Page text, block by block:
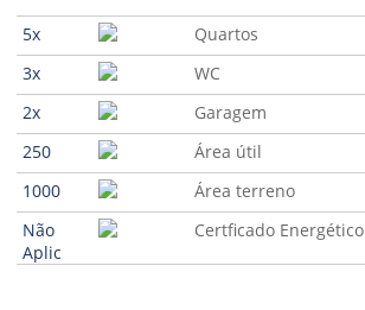
5x
Quartos
3x
WC
2x
Garagem
250
Área útil
1000
Área terreno
Não
Aplic
Certficado Energético